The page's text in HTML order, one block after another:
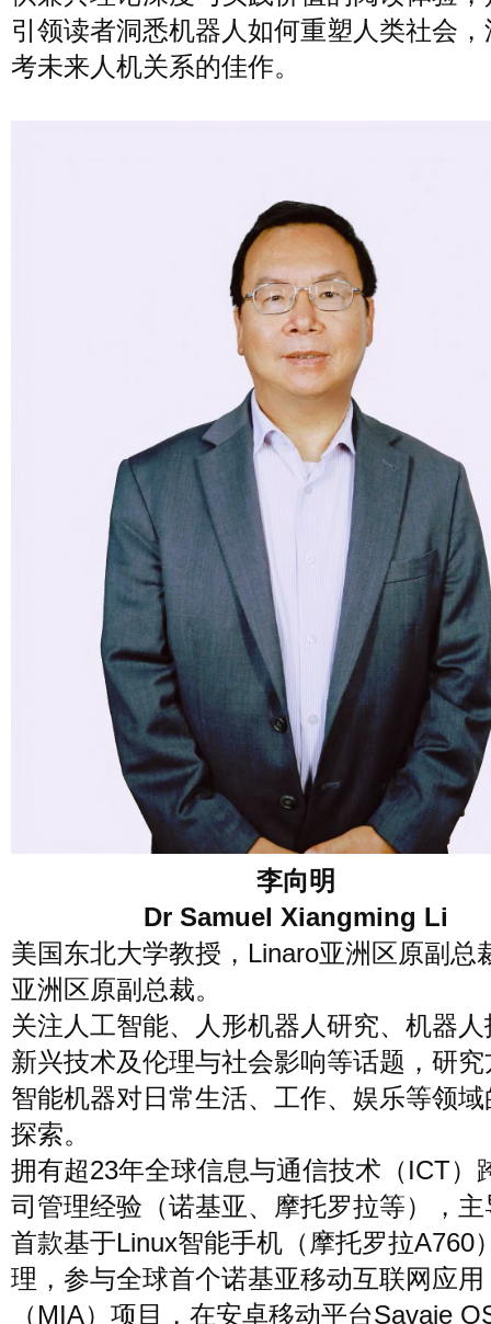
引领读者洞悉机器人如何重塑人类社会
考未来人机关系的佳作。
李向明
Dr Samuel Xiangming Li
美国东北大学教授，Linaro亚洲区原副总
亚洲区原副总裁。
关注人工智能、人形机器人研究、机器
新兴技术及伦理与社会影响等话题，研
智能机器对日常生活、工作、娱乐等领
探索。
拥有超23年全球信息与通信技术（ICT）
司管理经验（诺基亚、摩托罗拉等），
首款基于Linux智能手机（摩托罗拉A760
理，参与全球首个诺基亚移动互联网应用
（MIA）项目，在安卓移动平台Savaje